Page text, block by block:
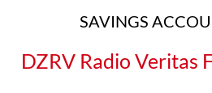
SAVINGS
DZRV Radio Veritas